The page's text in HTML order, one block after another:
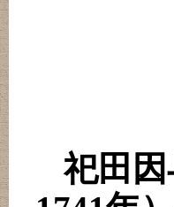
祀田